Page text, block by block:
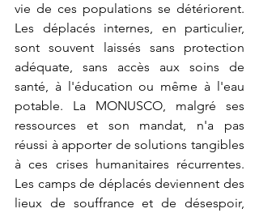
vie de ces populations se détériorent.
Les déplacés internes, en particulier,
sont souvent laissés sans protection
adéquate, sans accès aux soins de
santé, à l'éducation ou même à l'eau
potable. La MONUSCO, malgré ses
ressources et son mandat, n'a pas
réussi à apporter de solutions tangibles
à ces crises humanitaires récurrentes.
Les camps de déplacés deviennent des
lieux de souffrance et de désespoir,